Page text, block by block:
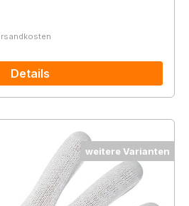
Details
weitere Varianten